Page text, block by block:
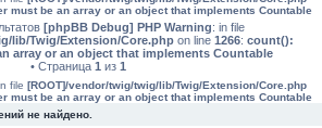
к
must be an array or an object that implements Countable
[phpBB Debug] PHP Warning: in file
lib/Twig/Extension/Core.phpon line 1266: count():
array or an object that implements Countable
• Страница 1 из 1
file [ROOT]/vendor/twig/twig/lib/Twig/Extension/Core.php
must be an array or an object that implements Countable
не найдено.